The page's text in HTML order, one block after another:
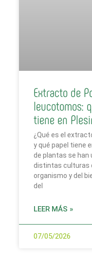
Extracto de
leucotomos:
tiene en
¿Qué es el
y qué papel tiene
de plantas se han
distintas culturas
organismo y del
del
LEER MÁS »
07/05/2026